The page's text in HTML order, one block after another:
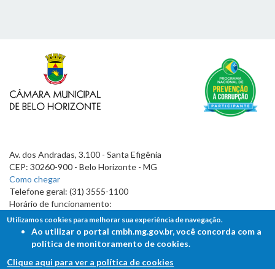
Av. dos Andradas, 3.100 - Santa Efigênia
CEP: 30260-900 - Belo Horizonte - MG
Como chegar
Telefone geral: (31) 3555-1100
Horário de funcionamento:
7h às 19h
Utilizamos cookies para melhorar sua experiência de navegação.
Ao utilizar o portal cmbh.mg.gov.br, você concorda com a
política de monitoramento de cookies.
Clique aqui para ver a política de cookies